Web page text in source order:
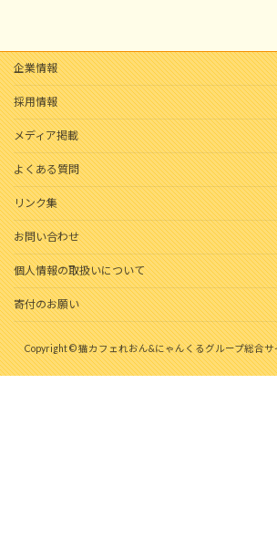
企業情報
採用情報
メディア掲載
よくある質問
リンク集
お問い合わせ
個人情報の取扱いについて
寄付のお願い
Copyright © 猫カフェれおん&にゃんくるグループ総合サ